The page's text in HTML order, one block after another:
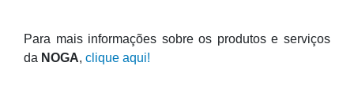
Para mais informações sobre os produtos e serviços
da NOGA, clique aqui!